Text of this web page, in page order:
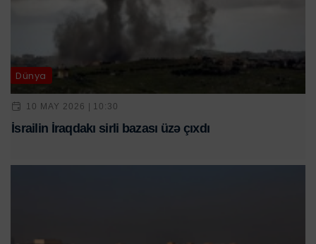
Dünya
10 MAY 2026 | 10:30
İsrailin İraqdakı sirli bazası üzə çıxdı